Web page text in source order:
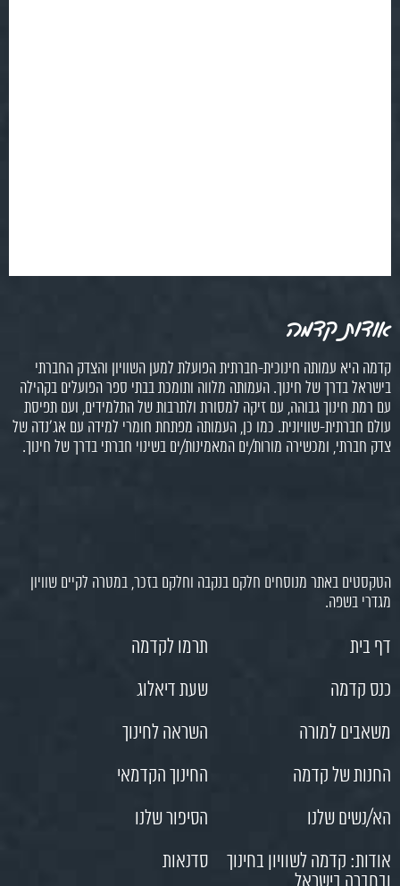
אודות קדמה
קדמה היא עמותה חינוכית-חברתית הפועלת למען השוויון והצדק החברתי
בישראל בדרך של חינוך. העמותה מלווה ותומכת בבתי ספר הפועלים בקהילה
עם רמת חינוך גבוהה, עם זיקה למסורת ולתרבות של התלמידים, ועם תפיסת
עולם חברתית-שוויונית. כמו כן, העמותה מפתחת חומרי למידה עם אג'נדה של
צדק חברתי, ומכשירה מורות/ים המאמינות/ים בשינוי חברתי בדרך של חינוך.
הטקסטים באתר מנוסחים חלקם בנקבה וחלקם בזכר, במטרה לקיים שוויון
מגדרי בשפה.
דף בית
תרמו לקדמה
כנס קדמה
שעת דיאלוג
משאבים למורה
השראה לחינוך
החנות של קדמה
החינוך הקדמאי
הא/נשים שלנו
הסיפור שלנו
אודות: קדמה לשוויון בחינוך
סדנאות